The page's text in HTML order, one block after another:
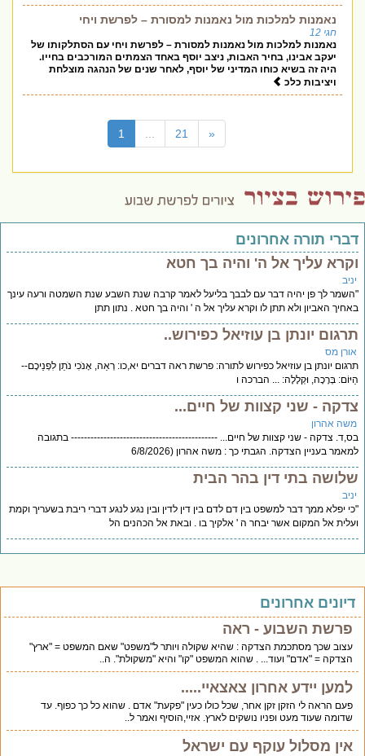
נאמנות למלכות מול נאמנות למסורת – לפרשת ויחי
חגי 12
נאמנות למלכות מול נאמנות למסורת – לפרשת ויחי עם הסתלקותו של
יעקב אבינו, בחיר האבות, ניצב יוסף באחד הצמתים המורכבים בחייו.
היה זה בשיא כוחו המדיני של יוסף, לאחר שנים של הנהגה מוצלחת
ויציבות כלכ
1 21 «
דברי תורה אחרונים
וקרא עליך אל ה' והיה בך חטא
יניב
"השמר לך פן יהיה דבר עם לבבך בליעל לאמר קרבה שנת השבע שנת השמטה ורעה עינך
באחיך האביון ולא תתן לו וקרא עליך אל ה ' והיה בך חטא . נתון תתן
תרגום יונתן בן עוזיאל כפירוש..
אורן מס
תרגום יונתן בן עוזיאל כפירוש לתורה: פרשת ראה דברים יא,כו: רְאֵה, אָנֹכִי נֹתֵן לִפְנֵיכֶם--
הַיּוֹם: בְּרָכָה, וּקְלָלָה: ... הברכה ו
צדקה - שני קצוות של חיים...
משה אהרון
בס,ד. צדקה - שני קצוות של חיים... --------------------------------------------- בתגובה
למאמר בעניין הצדקה. הגבתי כך : משה אהרון (6/8/2026
שלושה בתי דין בהר הבית
יניב
"כי יפלא ממך דבר למשפט בין דם לדם בין דין לדין ובין נגע לנגע דברי ריבת בשעריך וקמת
ועלית אל המקום אשר יבחר ה ' אלקיך בו . ובאת אל הכהנים הל
דיונים אחרונים
פרשת השבוע - ראה
עצוב שכך מסתכמת הצדקה : שהיא שקולה ויותר ל"משפט" שאם המשפט = "ארץ"
הצדקה = "אדם" ועוד... . שהוא המשפט "קו" והיא "משקולת". ה..
למען יידע אחרון צאצאיי.....
פעם הראה לי הזקן זקן אחר, שכל כולו כעין "פקעת" אדם . שהוא כל כך כפוף. עד
שדומה שעוד מעט ופניו נושקים לארץ. אזיי,הוסיף ואמר ל..
אין מסלול עוקף עם ישראל